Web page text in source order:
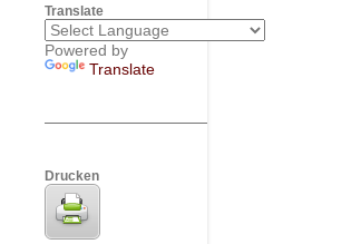
Translate
Powered by
Translate
Drucken